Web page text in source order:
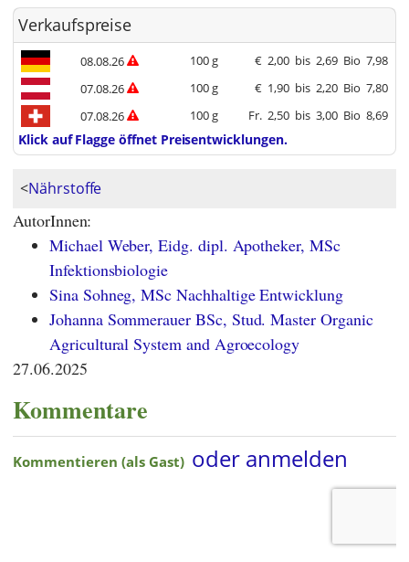
Verkaufspreise
08.08.26 100 g € 2,00 bis 2,69 Bio 7,98
07.08.26
100 g € 1,90 bis 2,20 Bio 7,80
07.08.26
100 g Fr. 2,50 bis 3,00 Bio 8,69
Klick auf Flagge öffnet Preisentwicklungen.
<Nährstoffe
AutorInnen:
Michael Weber, Eidg. dipl. Apotheker, MSc
Infektionsbiologie
Sina Sohneg, MSc Nachhaltige Entwicklung
Johanna Sommerauer BSc, Stud. Master Organic
Agricultural System and Agroecology
27.06.2025
Kommentare